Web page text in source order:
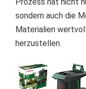
sondern auch die
Materialien
herzustellen.